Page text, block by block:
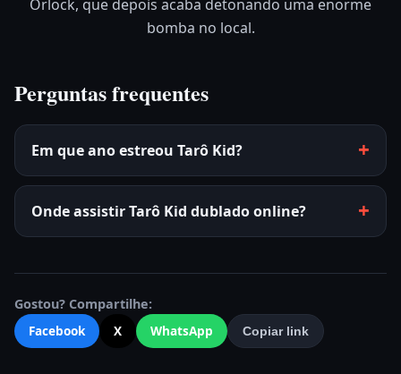
Orlock, que depois acaba detonando uma enorme
bomba no local.
Perguntas frequentes
Em que ano estreou Tarô Kid?
Onde assistir Tarô Kid dublado online?
Gostou? Compartilhe:
Facebook
X WhatsApp Copiar link